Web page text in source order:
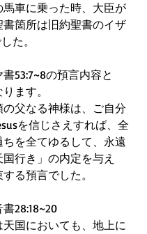
馬車に乗った時、大臣が
箇所は旧約聖書のイザ
た。
53:7~8の預言内容と
ます。
父なる神様は、ご自分
を信じさえすれば、全
ちを全てゆるして、永遠
行き」の内定を与え
る預言でした。
書28:18~20
天国においても、地上に